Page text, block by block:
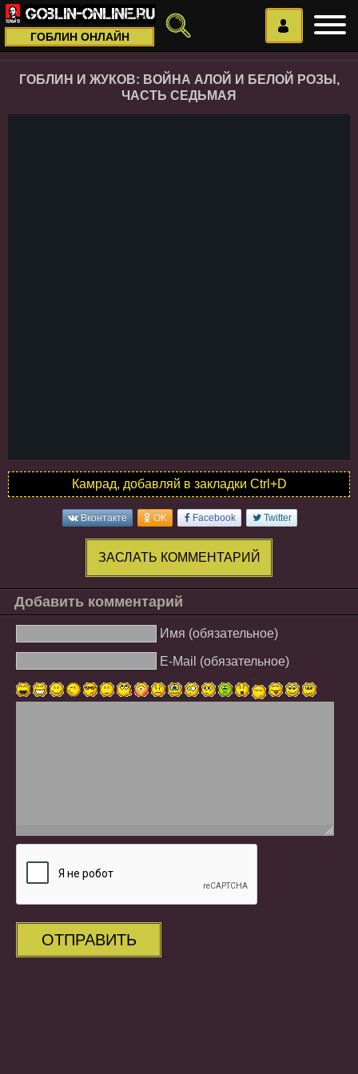
ГОБЛИН ОНЛАЙН
ГОБЛИН И ЖУКОВ: ВОЙНА АЛОЙ И БЕЛОЙ РОЗЫ,
ЧАСТЬ СЕДЬМАЯ
Камрад, добавляй в закладки Ctrl+D
Вконтакте OK Facebook Twitter
ЗАСЛАТЬ КОММЕНТАРИЙ
Добавить комментарий
Имя (обязательное)
E-Mail (обязательное)
ОТПРАВИТЬ